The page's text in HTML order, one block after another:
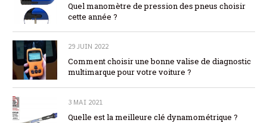
Quel manomètre de pression des pneus choisir
cette année ?
29 JUIN 2022
Comment choisir une bonne valise de diagnostic
multimarque pour votre voiture ?
3 MAI 2021
Quelle est la meilleure clé dynamométrique ?